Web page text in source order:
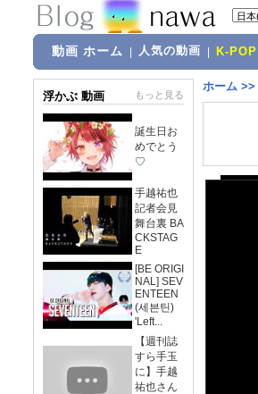
動画 ホーム 人気の動画 K-POP
浮かぶ 動画 もっと見る
誕生日お
めでとう
♡
手越祐也
記者会見
舞台裏 BA
CKSTAG
E
[BE ORIGI
NAL] SEV
ENTEEN
(세븐틴)
'Left...
【週刊誌
すら手玉
に】手越
祐也さん
ホーム >>